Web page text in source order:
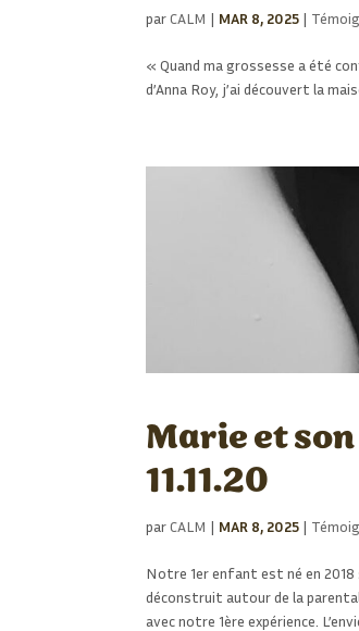
parCALM | MAR 8, 2025 |
« Quand ma grossesse a été
d’Anna Roy, j’ai découvert la
Marie et
11.11.20
parCALM | MAR 8, 2025 |
Notre 1er enfant est né en
déconstruit autour de la
avec notre 1ère expérience.